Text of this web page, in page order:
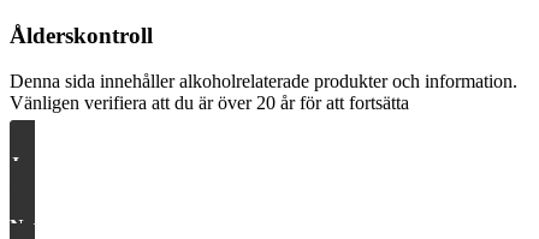
Ålderskontroll
Denna sida innehåller alkoholrelaterade produkter och information.
Vänligen verifiera att du är över 20 år för att fortsätta
Ja, släpp in mig
Nej, ta mig härifrån